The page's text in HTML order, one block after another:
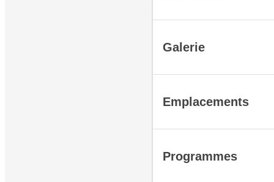
Galerie
Emplacements
Programmes